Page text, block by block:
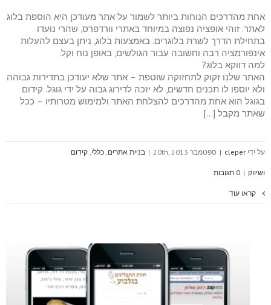
אחת מהדרכים הנוחות ביותר לשמור על אתר מעודכן היא הוספת בלוג
לאתר. זוהי אופציה נפוצה במיוחד באתרי וורדפרס, שהרי נועדו
בתחילת הדרך לשרת בלוגרים. באמצעות בלוג, ניתן בעצם להעלות
אינפורמציה רבה וחשובה עבור הגולשים, באופן נוח וקל.
למה דווקא בלוג?
האתר שלנו זקוק לתחזוקה שוטפת – אתר שלא יעודכן בתדירות גבוהה
ולא יוספו לו תכנים חדשים, לא יזכה לדירוג גבוה על ידי גוגל. קידום
בגוגל הוא אחת מהדרכים להצלחת האתר ולמימוש מטרותיו – ככל
שאתר מקבל […]
על ידי cleper
| ספטמבר 20th, 2013 | בניית אתרים כללי קידום
ושיווק | 0 תגובות
קראו עוד